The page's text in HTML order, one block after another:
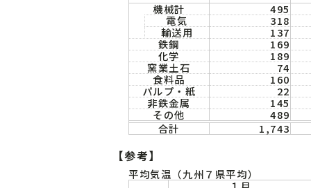
機械計
495
電気
318
輸送用
137
鉄鋼
169
化学
189
窯業土石
74
食料品
160
パルプ・紙
22
非鉄金属
145
その他
489
合計
1,743
【参考】
平均気温（九州７県平均）